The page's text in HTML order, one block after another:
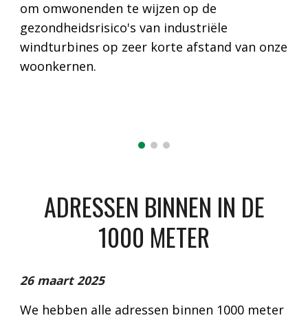
om omwonenden te wijzen op de
gezondheidsrisico's van industriële
windturbines op zeer korte afstand van onze
woonkernen.
ADRESSEN BINNEN IN DE
1000 METER
26 maart 2025
We hebben alle adressen binnen 1000 meter